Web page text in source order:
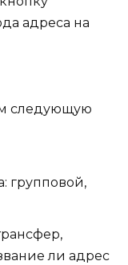
адреса на
следующую
групповой,
ли адрес